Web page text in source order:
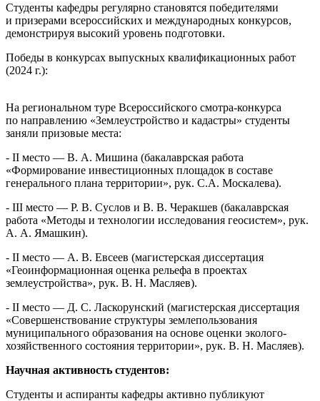
Студенты кафедры регулярно становятся победителями
и призерами всероссийских и международных конкурсов,
демонстрируя высокий уровень подготовки.
Победы в конкурсах выпускных квалификационных работ
(2024 г.):
На региональном туре Всероссийского смотра-конкурса
по направлению «Землеустройство и кадастры» студенты
заняли призовые места:
- II место — В. А. Мишина (бакалаврская работа
«Формирование инвестиционных площадок в составе
генерального плана территории», рук. С.А. Москалева).
- III место — Р. В. Суслов и В. В. Черакшев (бакалаврская
работа «Методы и технологии исследования геосистем», рук.
А. А. Ямашкин).
- II место — А. В. Евсеев (магистерская диссертация
«Геоинформационная оценка рельефа в проектах
землеустройства», рук. В. Н. Масляев).
- II место — Д. С. Ласкорунский (магистерская диссертация
«Совершенствование структуры землепользования
муниципального образования на основе оценки эколого-
хозяйственного состояния территории», рук. В. Н. Масляев).
Научная активность студентов:
Студенты и аспиранты кафедры активно публикуют